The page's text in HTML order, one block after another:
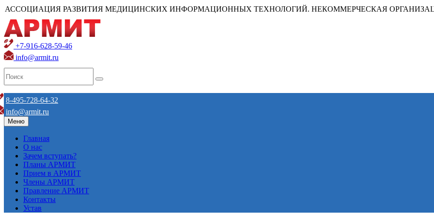
АССОЦИАЦИЯ РАЗВИТИЯ МЕДИЦИНСКИХ ИНФОРМАЦИОННЫХ ТЕХНОЛОГИЙ. НЕКОММЕРЧЕСКАЯ
+7-916-628-59-46
info@armit.ru
8-495-728-64-32
info@armit.ru
Меню
Главная
О нас
Зачем вступать?
Планы АРМИТ
Прием в АРМИТ
Члены АРМИТ
Правление АРМИТ
Контакты
Устав